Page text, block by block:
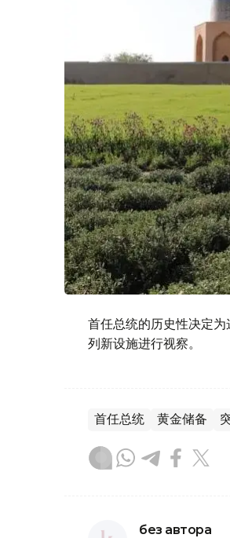
首任总统的历史性决定
列新设施进行视察。
首任总统 黄金储备
без автора